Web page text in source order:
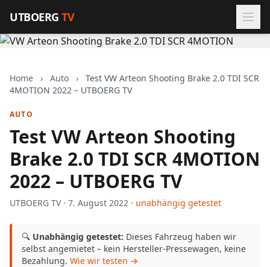
UTBOERGTV
Home › Auto ›
Test VW Arteon Shooting Brake 2.0 TDI SCR
4MOTION 2022 – UTBOERG TV
AUTO
Test VW Arteon Shooting
Brake 2.0 TDI SCR 4MOTION
2022 – UTBOERG TV
UTBOERG TV · 7. August 2022 · unabhängig getestet
🔍 Unabhängig getestet: Dieses Fahrzeug haben wir
selbst angemietet – kein Hersteller-Pressewagen, keine
Bezahlung. Wie wir testen →